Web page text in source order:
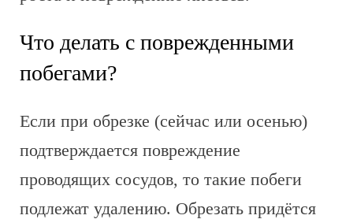
Что делать с поврежденными
побегами?
Если при обрезке (сейчас или осенью)
подтверждается повреждение
проводящих сосудов, то такие побеги
подлежат удалению. Обрезать придётся